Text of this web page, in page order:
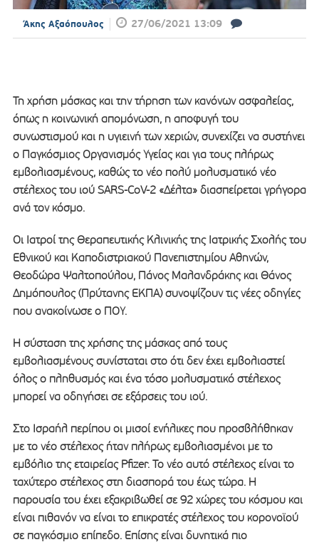
Άκης Αξαόπουλος 27/06/2021 13:09
Τη χρήση μάσκας και την τήρηση των κανόνων ασφαλείας,
όπως η κοινωνική απομόνωση, η αποφυγή του
συνωστισμού και η υγιεινή των χεριών, συνεχίζει να συστήνει
ο Παγκόσμιος Οργανισμός Υγείας και για τους πλήρως
εμβολιασμένους, καθώς το νέο πολύ μολυσματικό νέο
στέλεχος του ιού SARS-CoV-2 «Δέλτα» διασπείρεται γρήγορα
ανά τον κόσμο.
Οι Ιατροί της Θεραπευτικής Κλινικής της Ιατρικής Σχολής του
Εθνικού και Καποδιστριακού Πανεπιστημίου Αθηνών,
Θεοδώρα Ψαλτοπούλου, Πάνος Μαλανδράκης και Θάνος
Δημόπουλος (Πρύτανης ΕΚΠΑ) συνοψίζουν τις νέες οδηγίες
που ανακοίνωσε ο ΠΟΥ.
Η σύσταση της χρήσης της μάσκας από τους
εμβολιασμένους συνίσταται στο ότι δεν έχει εμβολιαστεί
όλος ο πληθυσμός και ένα τόσο μολυσματικό στέλεχος
μπορεί να οδηγήσει σε εξάρσεις του ιού.
Στο Ισραήλ περίπου οι μισοί ενήλικες που προσβλήθηκαν
με το νέο στέλεχος ήταν πλήρως εμβολιασμένοι με το
εμβόλιο της εταιρείας Pfizer. Το νέο αυτό στέλεχος είναι το
ταχύτερο στέλεχος στη διασπορά του έως τώρα. Η
παρουσία του έχει εξακριβωθεί σε 92 χώρες του κόσμου και
είναι πιθανόν να είναι το επικρατές στέλεχος του κορονοϊού
σε παγκόσμιο επίπεδο. Επίσης είναι δυνητικά πιο